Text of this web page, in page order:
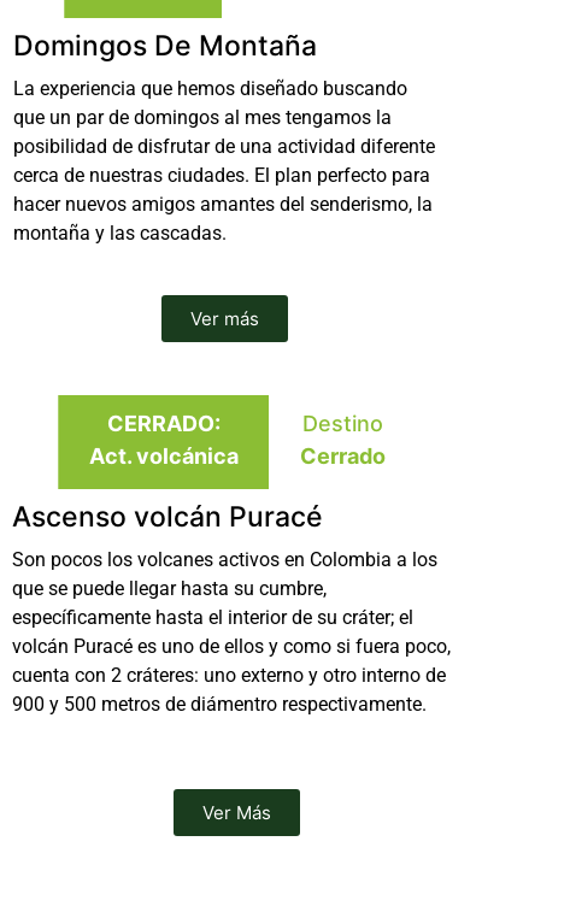
Domingos De Montaña
La experiencia que hemos diseñado buscando
que un par de domingos al mes tengamos la
posibilidad de disfrutar de una actividad diferente
cerca de nuestras ciudades. El plan perfecto para
hacer nuevos amigos amantes del senderismo, la
montaña y las cascadas.
Ver más
CERRADO:
Act. volcánica
Destino
Cerrado
Ascenso volcán Puracé
Son pocos los volcanes activos en Colombia a los
que se puede llegar hasta su cumbre,
específicamente hasta el interior de su cráter; el
volcán Puracé es uno de ellos y como si fuera poco,
cuenta con 2 cráteres: uno externo y otro interno de
900 y 500 metros de diámentro respectivamente.
Ver Más